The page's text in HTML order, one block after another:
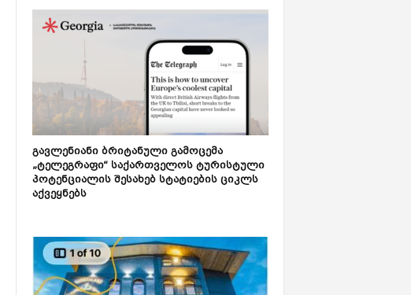
გავლენიანი ბრიტანული გამოცემა
„ტელეგრაფი“ საქართველოს ტურისტული
პოტენციალის შესახებ სტატიების ციკლს
აქვეყნებს